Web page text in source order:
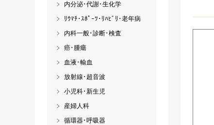
内分泌･代謝･生化学
ﾘｳﾏﾁ･ｽﾎﾟｰﾂ･ﾘﾊﾋﾞﾘ･老年病
内科一般･診断･検査
癌･腫瘍
血液･輸血
放射線･超音波
小児科･新生児
産婦人科
循環器･呼吸器